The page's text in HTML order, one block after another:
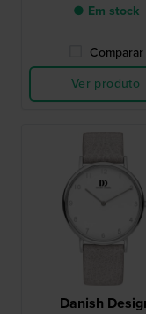
● Em stock
Comparar
Ver produto
Danish